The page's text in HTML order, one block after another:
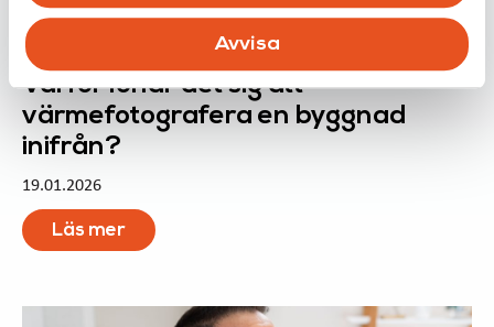
Avvisa
Varför lönar det sig att
värmefotografera en byggnad
inifrån?
19.01.2026
Läs mer